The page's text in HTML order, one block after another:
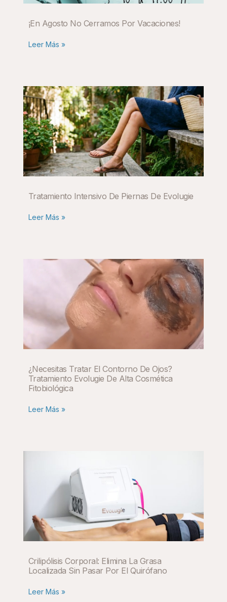
¡En Agosto No Cerramos Por Vacaciones!
Leer Más »
Tratamiento Intensivo De Piernas De Evolugie
Leer Más »
¿Necesitas Tratar El Contorno De Ojos?
Tratamiento Evolugie De Alta Cosmética
Fitobiológica
Leer Más »
Crilipólisis Corporal: Elimina La Grasa
Localizada Sin Pasar Por El Quirófano
Leer Más »